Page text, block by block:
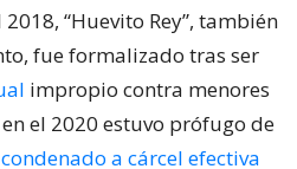
“Huevito Rey”, también
fue formalizado tras ser
impropio contra menores
el 2020 estuvo prófugo de
condenado a cárcel efectiva